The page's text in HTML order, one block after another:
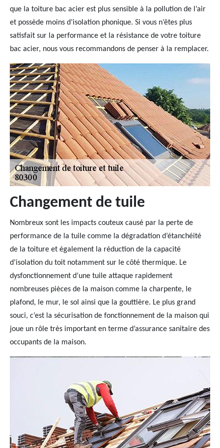
que la toiture bac acier est plus sensible à la pollution de l’air
et possède moins d’isolation phonique. Si vous n’êtes plus
satisfait sur la performance et la résistance de votre toiture
bac acier, nous vous recommandons de penser à la remplacer.
Changement de tuile
Nombreux sont les impacts couteux causé par la perte de
performance de la tuile comme la dégradation d’étanchéité
de la toiture et également la réduction de la capacité
d’isolation du toit notamment sur le côté thermique. Le
dysfonctionnement d’une tuile attaque rapidement
nombreuses pièces de la maison comme la charpente, le
plafond, le mur, le sol ainsi que la gouttière. Le plus grand
souci, c’est la sécurisation de fonctionnement de la maison qui
joue un rôle très important en terme d’assurance sanitaire des
occupants de la maison.